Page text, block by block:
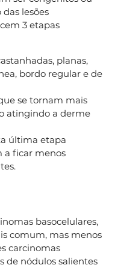
lesões
3 etapas
planas,
bordo regular e de
se tornam mais
atingindo a derme
última etapa
a ficar menos
basocelulares,
comum, mas menos
carcinomas
de nódulos salientes